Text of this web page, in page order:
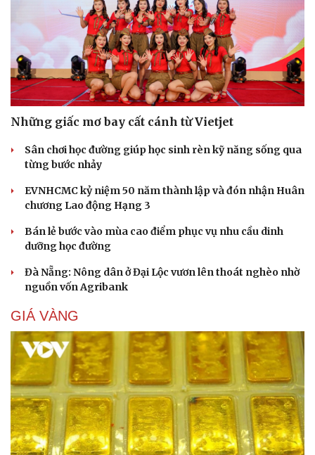
Tư vấn
Săn Tour
Câu chuyện thời sự
Kể chuyện cho bé
Những giấc mơ bay cất cánh từ Vietjet
Sân chơi học đường giúp học sinh rèn kỹ năng sống qua
từng bước nhảy
EVNHCMC kỷ niệm 50 năm thành lập và đón nhận Huân
chương Lao động Hạng 3
Bán lẻ bước vào mùa cao điểm phục vụ nhu cầu dinh
dưỡng học đường
Đà Nẵng: Nông dân ở Đại Lộc vươn lên thoát nghèo nhờ
nguồn vốn Agribank
GIÁ VÀNG